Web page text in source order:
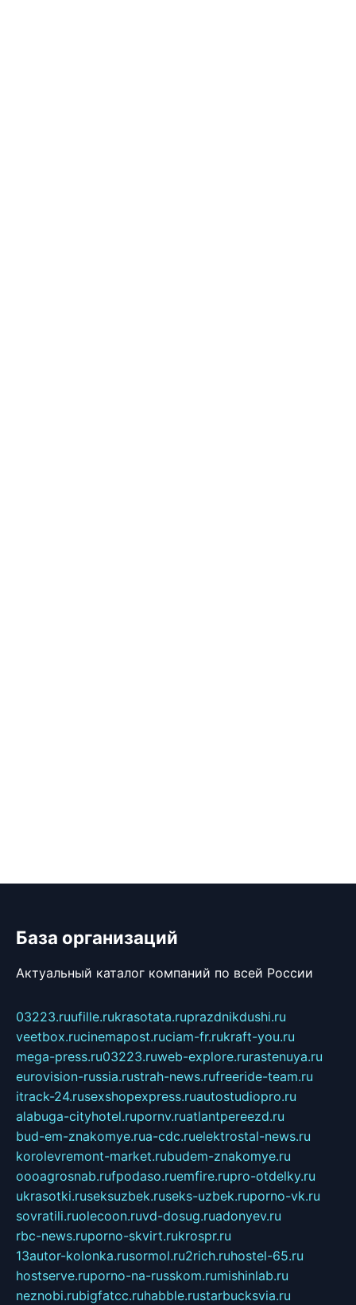
База организаций
Актуальный каталог компаний по всей России
03223.ruufille.rukrasotata.ruprazdnikdushi.ru
veetbox.rucinemapost.ruciam-fr.rukraft-you.ru
mega-press.ru03223.ruweb-explore.rurastenuya.ru
eurovision-russia.rustrah-news.rufreeride-team.ru
itrack-24.rusexshopexpress.ruautostudiopro.ru
alabuga-cityhotel.rupornv.ruatlantpereezd.ru
bud-em-znakomye.rua-cdc.ruelektrostal-news.ru
korolevremont-market.rubudem-znakomye.ru
oooagrosnab.rufpodaso.ruemfire.rupro-otdelky.ru
ukrasotki.ruseksuzbek.ruseks-uzbek.ruporno-vk.ru
sovratili.ruolecoon.ruvd-dosug.ruadonyev.ru
rbc-news.ruporno-skvirt.rukrospr.ru
13autor-kolonka.rusormol.ru2rich.ruhostel-65.ru
hostserve.ruporno-na-russkom.rumishinlab.ru
neznobi.rubigfatcc.ruhabble.rustarbucksvia.ru